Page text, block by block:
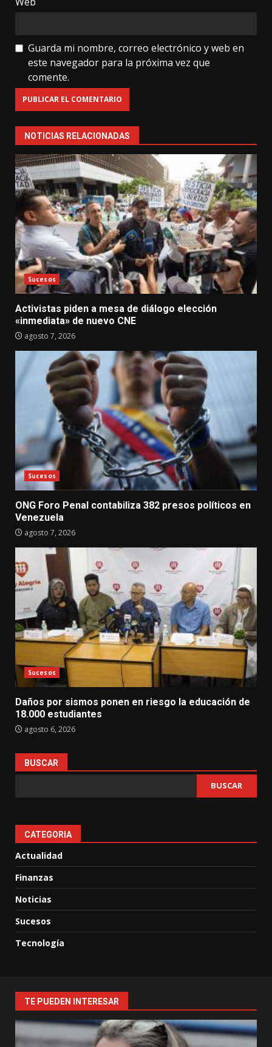
Guarda mi nombre, correo electrónico y web en
este navegador para la próxima vez que
comente.
NOTICIAS RELACIONADAS
Sucesos
Activistas piden a mesa de diálogo elección
«inmediata» de nuevo CNE
agosto 7, 2026
Sucesos
ONG Foro Penal contabiliza 382 presos políticos en
Venezuela
agosto 7, 2026
Sucesos
Daños por sismos ponen en riesgo la educación de
18.000 estudiantes
agosto 6, 2026
BUSCAR
BUSCAR
CATEGORIA
Actualidad
Finanzas
Noticias
Sucesos
Tecnología
TE PUEDEN INTERESAR